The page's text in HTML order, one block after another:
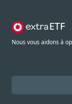
Nous vous aidons à